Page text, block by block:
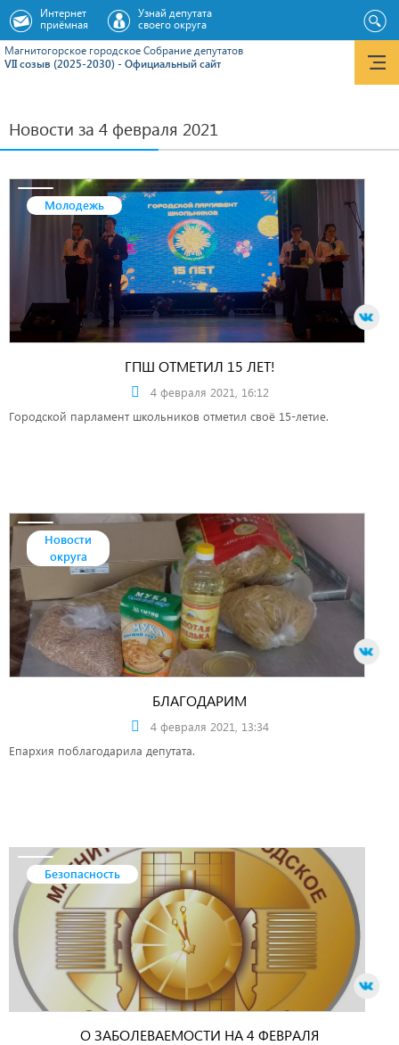
Магнитогорское городское Cобрание депутатов
VII созыв (2025-2030) - Официальный сайт
Интернет
приёмная
Узнай депутата
своего округа
Новости за 4 февраля 2021
Молодежь
ГПШ ОТМЕТИЛ 15 ЛЕТ!
4 февраля 2021, 16:12
Городской парламент школьников отметил своё 15-летие.
Новости
округа
БЛАГОДАРИМ
4 февраля 2021, 13:34
Епархия поблагодарила депутата.
Безопасность
О ЗАБОЛЕВАЕМОСТИ НА 4 ФЕВРАЛЯ